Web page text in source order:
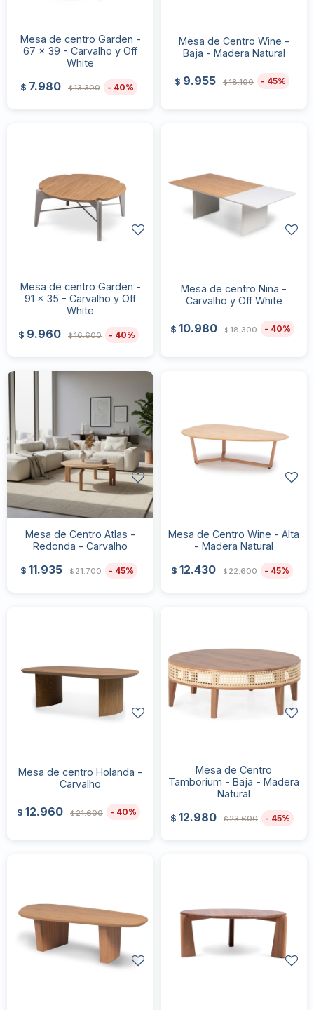
Mesa de centro Garden -
67 x 39 - Carvalho y Off
White
$ 7.980 $13.300 40
Mesa de Centro Wine -
Baja - Madera Natural
$ 9.955 $18.100 45
Mesa de centro Garden -
91 x 35 - Carvalho y Off
White
$ 9.960 $16.600 40
Mesa de centro Nina -
Carvalho y Off White
$ 10.980 $18.300 40
Mesa de Centro Atlas -
Redonda - Carvalho
$ 11.935 $21.700 45
Mesa de Centro Wine - Alta
- Madera Natural
$ 12.430 $22.600 45
Mesa de centro Holanda -
Carvalho
$ 12.960 $21.600 40
Mesa de Centro
Tamborium - Baja - Madera
Natural
$ 12.980 $23.600 45